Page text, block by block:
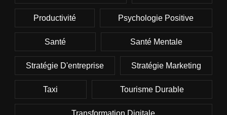
Productivité Psychologie Positive
Santé Santé Mentale
Stratégie D'entreprise Stratégie Marketing
Taxi Tourisme Durable
Transformation Digitale